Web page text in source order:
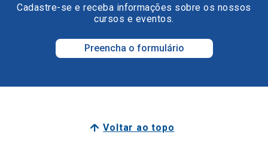
Cadastre-se e receba informações sobre os nossos
cursos e eventos.
Preencha o formulário
Voltar ao topo